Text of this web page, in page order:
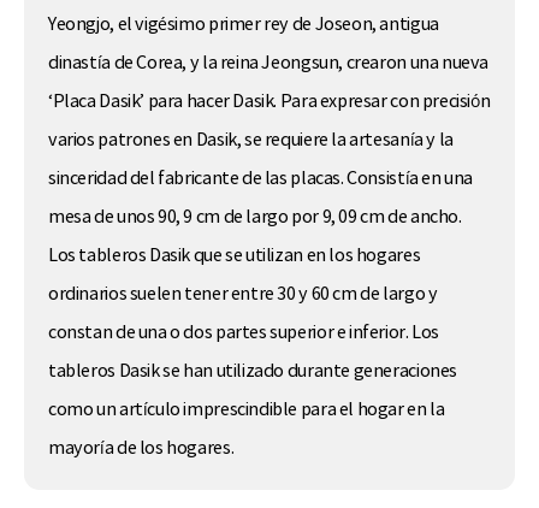
Yeongjo, el vigésimo primer rey de Joseon, antigua
dinastía de Corea, y la reina Jeongsun, crearon una nueva
‘Placa Dasik’ para hacer Dasik. Para expresar con precisión
varios patrones en Dasik, se requiere la artesanía y la
sinceridad del fabricante de las placas. Consistía en una
mesa de unos 90, 9 cm de largo por 9, 09 cm de ancho.
Los tableros Dasik que se utilizan en los hogares
ordinarios suelen tener entre 30 y 60 cm de largo y
constan de una o dos partes superior e inferior. Los
tableros Dasik se han utilizado durante generaciones
como un artículo imprescindible para el hogar en la
mayoría de los hogares.